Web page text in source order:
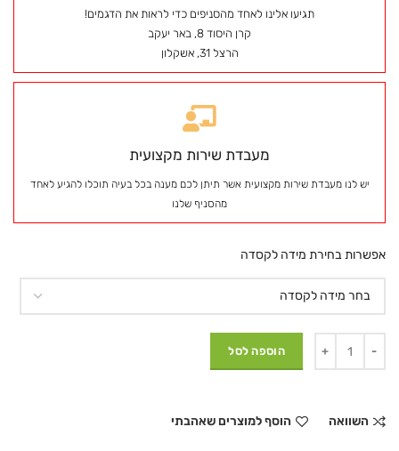
מעבדת שירות מקצועית
יש לנו מעבדת שירות מקצועית אשר תיתן לכם מענה בכל בעיה תוכלו להגיע לאחד
מהסניף שלנו
תגיעו אלינו לאחד מהסניפים כדי לראות את הדגמים!
קרן היסוד 8, באר יעקב
הרצל 31, אשקלון
אפשרות בחירת מידה לקסדה
הוספה לסל
השוואה הוסף למוצרים שאהבתי